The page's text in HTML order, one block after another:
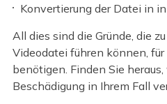
Konvertierung der Datei in
All dies sind die Gründe, die
Videodatei führen können,
benötigen. Finden Sie
Beschädigung in Ihrem Fall